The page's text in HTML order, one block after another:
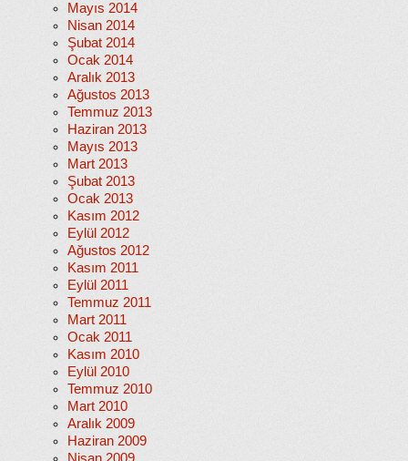
Mayıs 2014
Nisan 2014
Şubat 2014
Ocak 2014
Aralık 2013
Ağustos 2013
Temmuz 2013
Haziran 2013
Mayıs 2013
Mart 2013
Şubat 2013
Ocak 2013
Kasım 2012
Eylül 2012
Ağustos 2012
Kasım 2011
Eylül 2011
Temmuz 2011
Mart 2011
Ocak 2011
Kasım 2010
Eylül 2010
Temmuz 2010
Mart 2010
Aralık 2009
Haziran 2009